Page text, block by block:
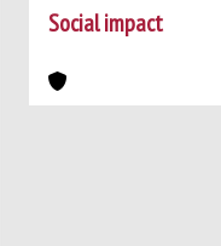
Social impact